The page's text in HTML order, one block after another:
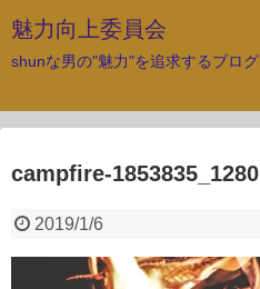
魅力向上委員会
shunな男の"魅力"を追求するブログ
campfire-1853835_1280
2019/1/6